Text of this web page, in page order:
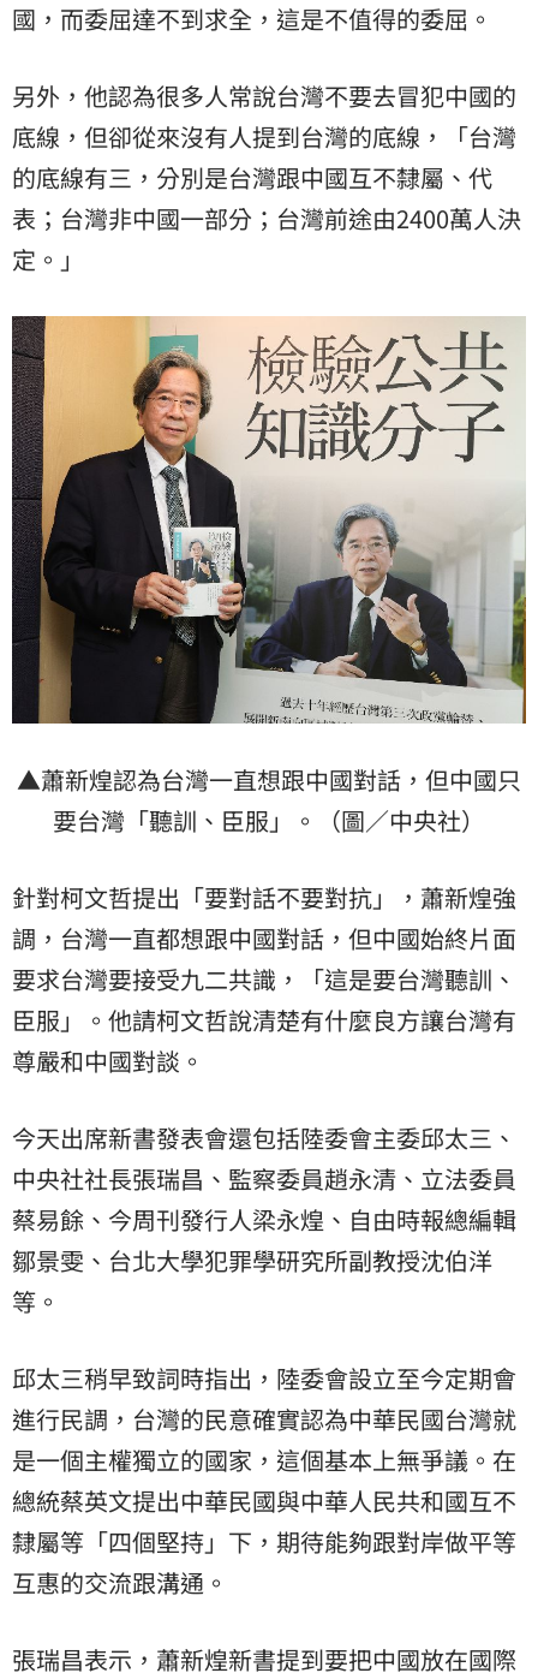
國，而委屈達不到求全，這是不值得的委屈。
另外，他認為很多人常說台灣不要去冒犯中國的
底線，但卻從來沒有人提到台灣的底線，「台灣
的底線有三，分別是台灣跟中國互不隸屬、代
表；台灣非中國一部分；台灣前途由2400萬人決
定。」
▲蕭新煌認為台灣一直想跟中國對話，但中國只
要台灣「聽訓、臣服」。（圖／中央社）
針對柯文哲提出「要對話不要對抗」，蕭新煌強
調，台灣一直都想跟中國對話，但中國始終片面
要求台灣要接受九二共識，「這是要台灣聽訓、
臣服」。他請柯文哲說清楚有什麼良方讓台灣有
尊嚴和中國對談。
今天出席新書發表會還包括陸委會主委邱太三、
中央社社長張瑞昌、監察委員趙永清、立法委員
蔡易餘、今周刊發行人梁永煌、自由時報總編輯
鄒景雯、台北大學犯罪學研究所副教授沈伯洋
等。
邱太三稍早致詞時指出，陸委會設立至今定期會
進行民調，台灣的民意確實認為中華民國台灣就
是一個主權獨立的國家，這個基本上無爭議。在
總統蔡英文提出中華民國與中華人民共和國互不
隸屬等「四個堅持」下，期待能夠跟對岸做平等
互惠的交流跟溝通。
張瑞昌表示，蕭新煌新書提到要把中國放在國際